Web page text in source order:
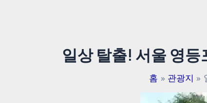
일상 탈출! 서울 영
홈 관광지